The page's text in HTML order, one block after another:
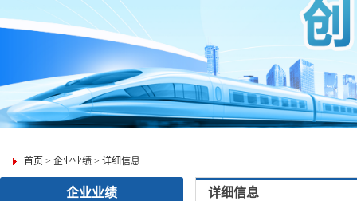
首页 > 企业业绩 > 详细信息
企业业绩 详细信息